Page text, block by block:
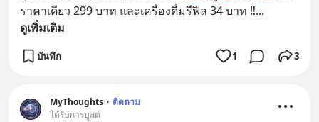
ราคาเดียว 299 บาท และเครื่องดื่มรีฟิล 34 บาท ‼️...
ดูเพิ่มเติม
บันทึก 1 3
MyThoughts • ติดตาม
ได้รับการบูสต์